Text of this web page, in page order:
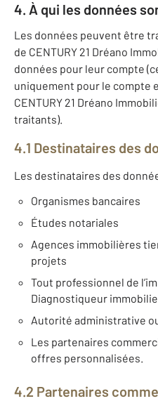
4. À qui les données
Les données peuvent être
de CENTURY 21 Dréano
données pour leur compte
uniquement pour le compte
CENTURY 21 Dréano
traitants).
4.1 Destinataires des
Les destinataires des
Organismes bancaires
Études notariales
Agences immobilières
projets
Tout professionnel de
Diagnostiqueur
Autorité administrative
Les partenaires
offres personnalisées.
4.2 Partenaires